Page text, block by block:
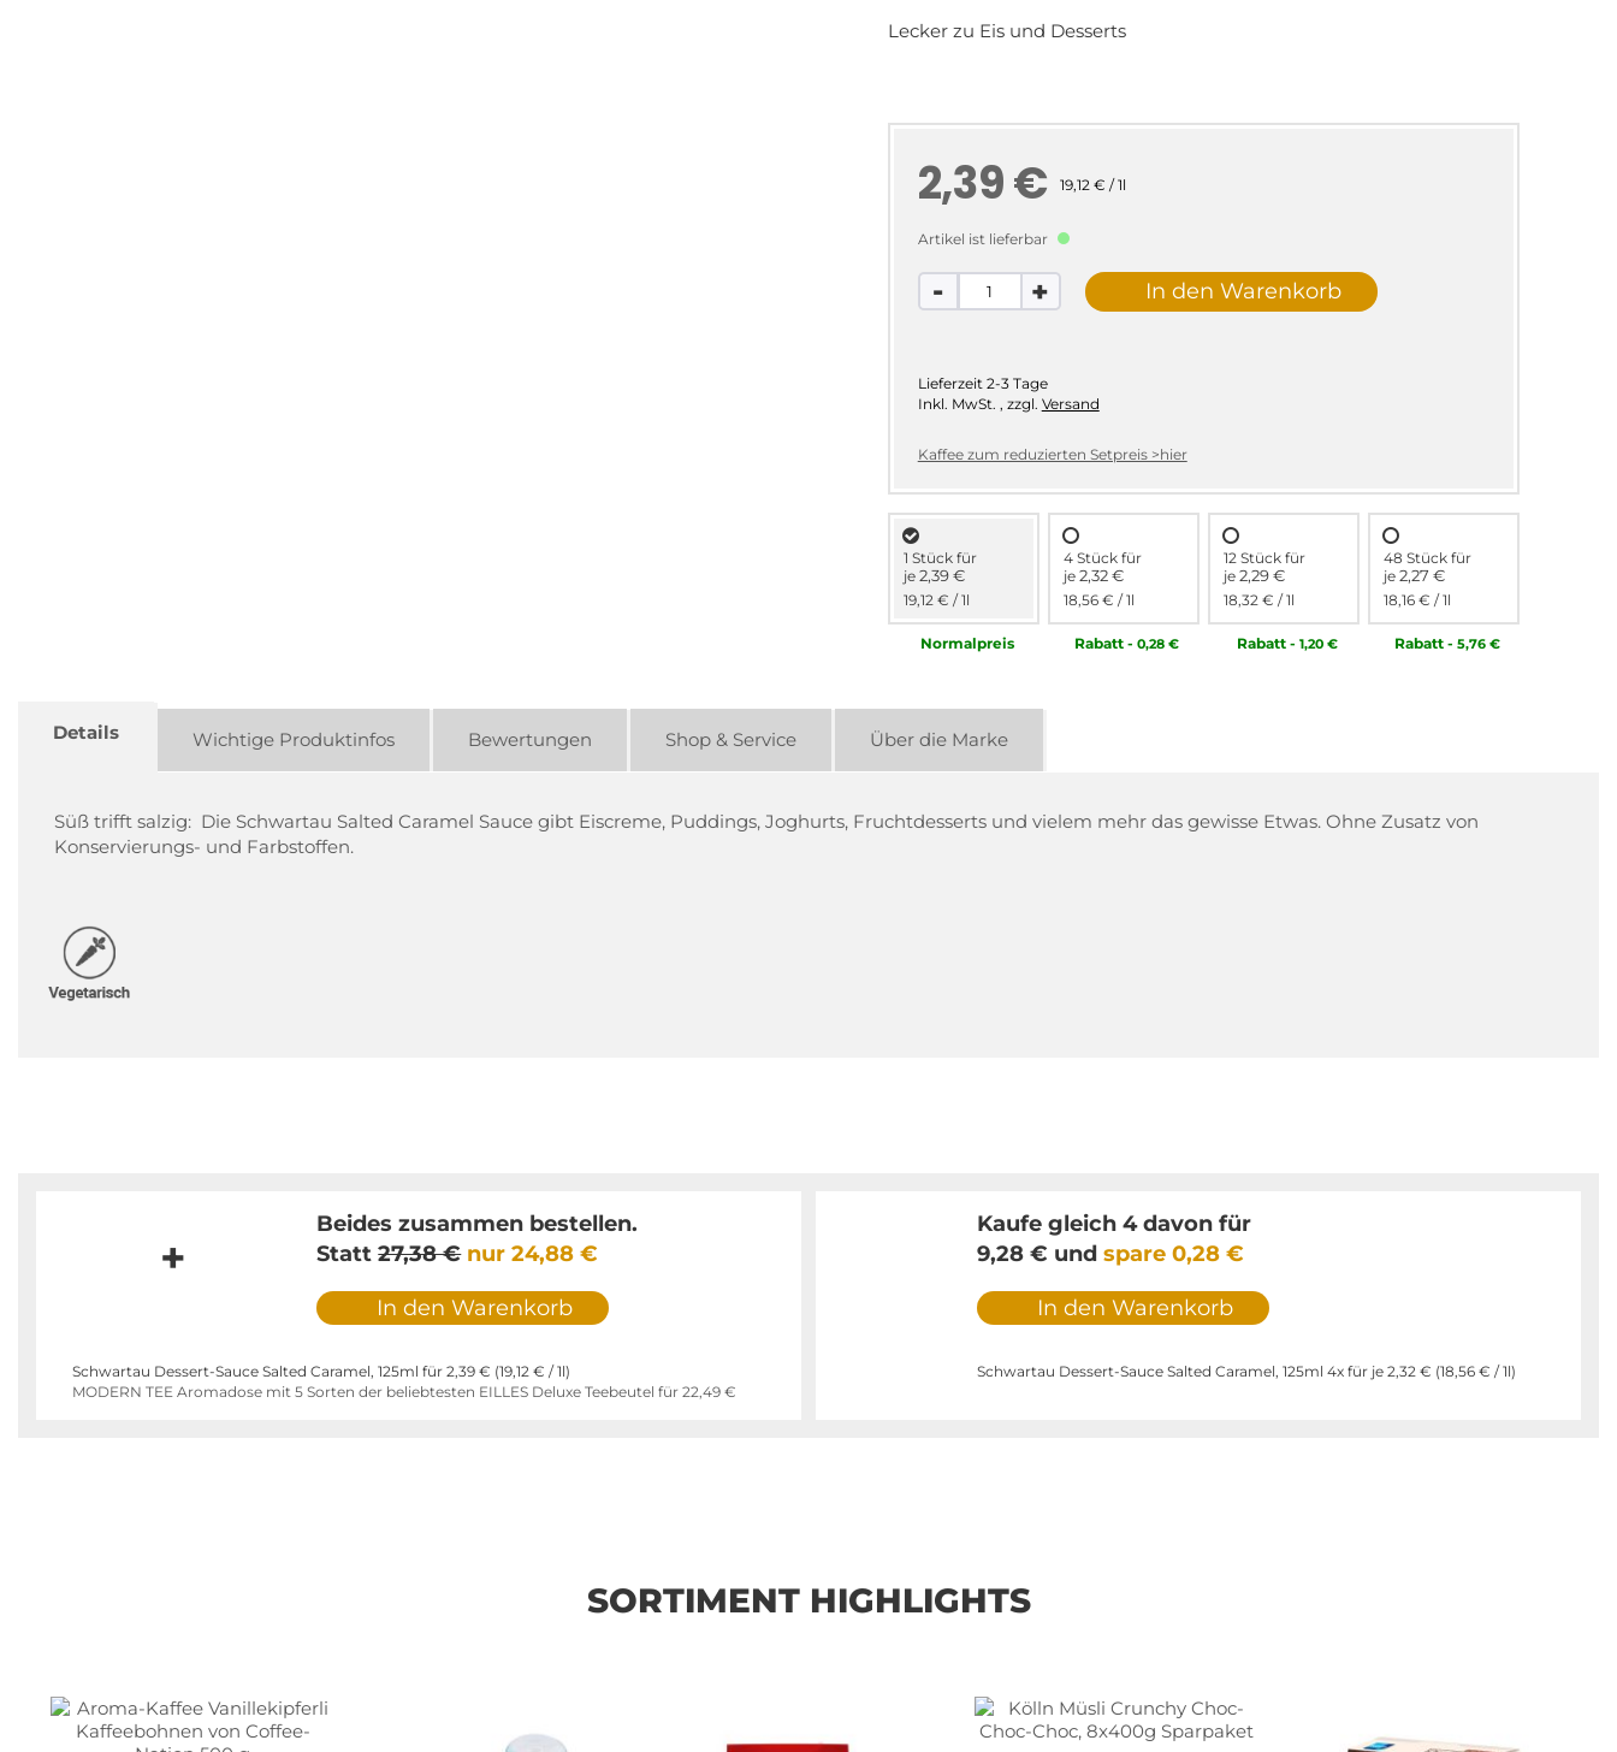
Lecker zu Eis und Desserts
2,39 € 19,12 € / 1l
Artikel ist lieferbar
- + In den Warenkorb
Lieferzeit 2-3 Tage
Inkl. MwSt. , zzgl. Versand
Kaffee zum reduzierten Setpreis >hier
1 Stück für
je 2,39 €
19,12 € / 1l
Normal­preis
4 Stück für
je 2,32 €
18,56 € / 1l
Rabatt-0,28 €
12 Stück für
je 2,29 €
18,32 € / 1l
Rabatt-1,20 €
48 Stück für
je2,27 €
18,16 € / 1l
Rabatt-5,76 €
Details
Süß trifft salzig: Die Schwartau Salted Caramel Sauce gibt Eiscreme, Puddings, Joghurts, Fruchtdesserts und vielem mehr das gewisse Etwas. Ohne Zusatz von
Konservierungs- und Farbstoffen.
Wichtige Produktinfos Bewertungen Shop & Service Über die Marke
+
Beides zusammen bestellen.
Statt27,38 € nur24,88 €
In den Warenkorb
Schwartau Dessert-Sauce Salted Caramel, 125ml für 2,39 € (19,12 € / 1l)
MODERN TEE Aromadose mit 5 Sorten der beliebtesten EILLES Deluxe Teebeutel für 22,49 €
Kaufe gleich 4 davon für
9,28 € undspare0,28 €
In den Warenkorb
Schwartau Dessert-Sauce Salted Caramel, 125ml 4x für je2,32 € (18,56 € / 1l)
SORTIMENT HIGHLIGHTS